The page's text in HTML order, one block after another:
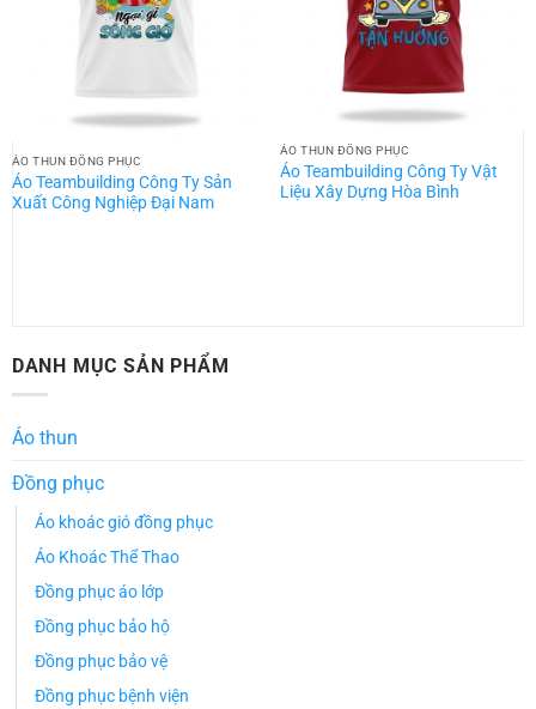
ÁO THUN ĐỒNG PHỤC
Áo Teambuilding Công Ty Sản
Xuất Công Nghiệp Đại Nam
ÁO THUN ĐỒNG PHỤC
Áo Teambuilding Công Ty Vật
Liệu Xây Dựng Hòa Bình
DANH MỤC SẢN PHẨM
Áo thun
Đồng phục
Áo khoác gió đồng phục
Áo Khoác Thể Thao
Đồng phục áo lớp
Đồng phục bảo hộ
Đồng phục bảo vệ
Đồng phục bệnh viện